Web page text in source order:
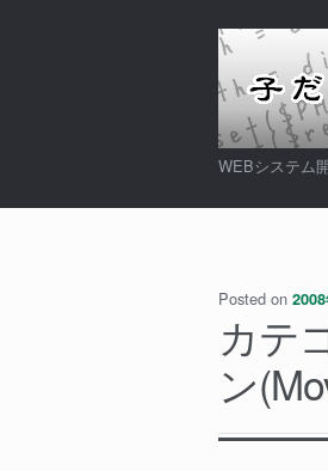
ナ
ゲ
ー
シ
ン
キ
ッ
プ
コ
テ
ン
ツ
ス
プ
WEBシステム
Posted on
カテ
ン